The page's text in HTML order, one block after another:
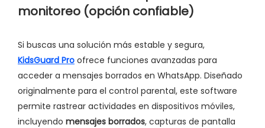
monitoreo (opción confiable)
Si buscas una solución más estable y segura,
KidsGuard Pro ofrece funciones avanzadas para
acceder a mensajes borrados en WhatsApp. Diseñado
originalmente para el control parental, este software
permite rastrear actividades en dispositivos móviles,
incluyendo mensajes borrados, capturas de pantalla